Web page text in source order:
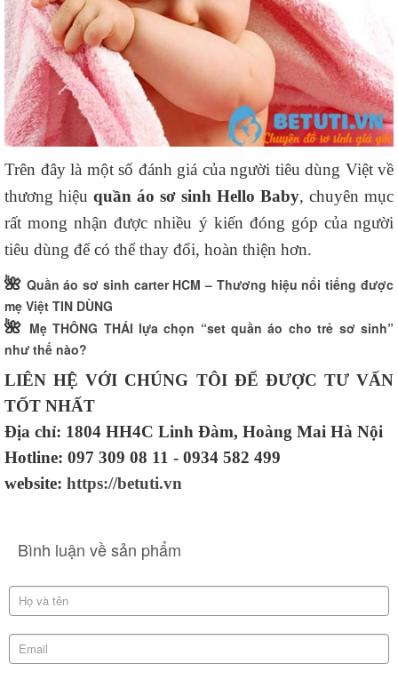
Trên đây là một số đánh giá của người tiêu dùng Việt về
thương hiệu quần áo sơ sinh Hello Baby, chuyên mục
rất mong nhận được nhiều ý kiến đóng góp của người
tiêu dùng để có thể thay đổi, hoàn thiện hơn.
🌺 Quần áo sơ sinh carter HCM – Thương hiệu nổi tiếng được
mẹ Việt TIN DÙNG
🌺 Mẹ THÔNG THÁI lựa chọn “set quần áo cho trẻ sơ sinh”
như thế nào?
LIÊN HỆ VỚI CHÚNG TÔI ĐỂ ĐƯỢC TƯ VẤN
TỐT NHẤT
Địa chỉ: 1804 HH4C Linh Đàm, Hoàng Mai Hà Nội
Hotline: 097 309 08 11 - 0934 582 499
website: https://betuti.vn
Bình luận về sản phẩm